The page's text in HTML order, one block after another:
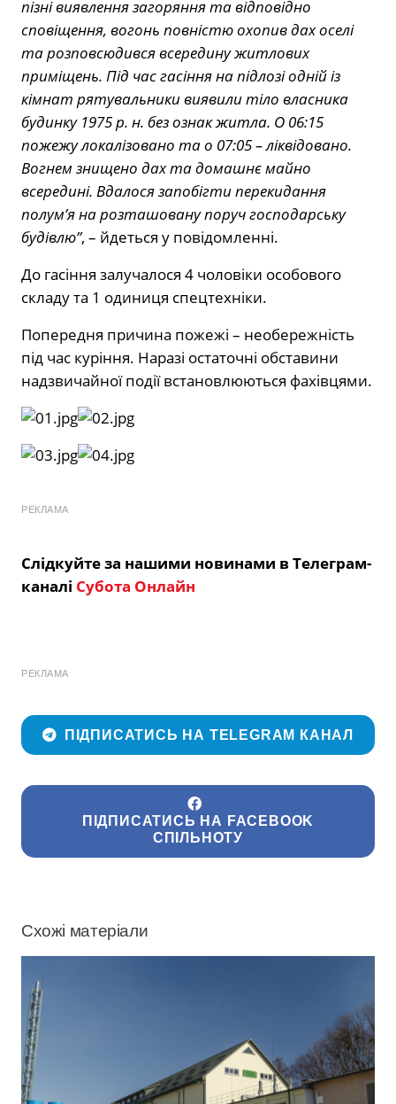
пізні виявлення загоряння та відповідно
сповіщення, вогонь повністю охопив дах оселі
та розповсюдився всередину житлових
приміщень. Під час гасіння на підлозі одній із
кімнат рятувальники виявили тіло власника
будинку 1975 р. н. без ознак житла. О 06:15
пожежу локалізовано та о 07:05 – ліквідовано.
Вогнем знищено дах та домашнє майно
всередині. Вдалося запобігти перекидання
полум’я на розташовану поруч господарську
будівлю”, – йдеться у повідомленні.
До гасіння залучалося 4 чоловіки особового
складу та 1 одиниця спецтехніки.
Попередня причина пожежі – необережність
під час куріння. Наразі остаточні обставини
надзвичайної події встановлюються фахівцями.
РЕКЛАМА
Слідкуйте за нашими новинами в Телеграм-
каналі Субота Онлайн
РЕКЛАМА
ПІДПИСАТИСЬ НА TELEGRAM КАНАЛ
ПІДПИСАТИСЬ НА FACEBOOK
СПІЛЬНОТУ
Схожі матеріали